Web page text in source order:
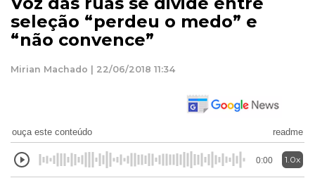
seleção “perdeu o medo” e
“não convence”
Mirian Machado | 22/06/2018 11:34
ouça este conteúdo readme
0:00 1.0x